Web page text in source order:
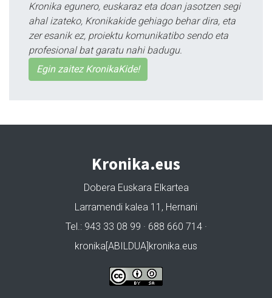
Kronika egunero, euskaraz eta doan jasotzen segi
ahal izateko, Kronikakide gehiago behar dira, eta
zer esanik ez, proiektu komunikatibo sendo eta
profesional bat garatu nahi badugu.
Egin zaitez KronikaKide!
Kronika.eus
Dobera Euskara Elkartea
Larramendi kalea 11, Hernani
Tel.: 943 33 08 99 · 688 660 714 ·
kronika[ABILDUA]kronika.eus